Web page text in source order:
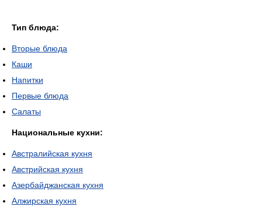
Тип блюда:
Вторые блюда
Каши
Напитки
Первые блюда
Салаты
Национальные кухни:
Австралийская кухня
Австрийская кухня
Азербайджанская кухня
Алжирская кухня